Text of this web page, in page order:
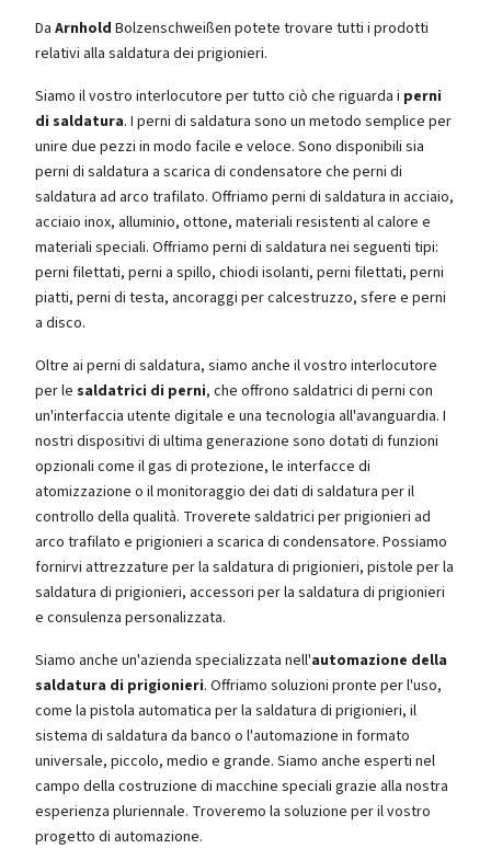
Da Arnhold Bolzenschweißen potete trovare tutti i prodotti
relativi alla saldatura dei prigionieri.
Siamo il vostro interlocutore per tutto ciò che riguarda i perni
di saldatura. I perni di saldatura sono un metodo semplice per
unire due pezzi in modo facile e veloce. Sono disponibili sia
perni di saldatura a scarica di condensatore che perni di
saldatura ad arco trafilato. Offriamo perni di saldatura in acciaio,
acciaio inox, alluminio, ottone, materiali resistenti al calore e
materiali speciali. Offriamo perni di saldatura nei seguenti tipi:
perni filettati, perni a spillo, chiodi isolanti, perni filettati, perni
piatti, perni di testa, ancoraggi per calcestruzzo, sfere e perni
a disco.
Oltre ai perni di saldatura, siamo anche il vostro interlocutore
per le saldatrici di perni, che offrono saldatrici di perni con
un'interfaccia utente digitale e una tecnologia all'avanguardia. I
nostri dispositivi di ultima generazione sono dotati di funzioni
opzionali come il gas di protezione, le interfacce di
atomizzazione o il monitoraggio dei dati di saldatura per il
controllo della qualità. Troverete saldatrici per prigionieri ad
arco trafilato e prigionieri a scarica di condensatore. Possiamo
fornirvi attrezzature per la saldatura di prigionieri, pistole per la
saldatura di prigionieri, accessori per la saldatura di prigionieri
e consulenza personalizzata.
Siamo anche un'azienda specializzata nell'automazione della
saldatura di prigionieri. Offriamo soluzioni pronte per l'uso,
come la pistola automatica per la saldatura di prigionieri, il
sistema di saldatura da banco o l'automazione in formato
universale, piccolo, medio e grande. Siamo anche esperti nel
campo della costruzione di macchine speciali grazie alla nostra
esperienza pluriennale. Troveremo la soluzione per il vostro
progetto di automazione.